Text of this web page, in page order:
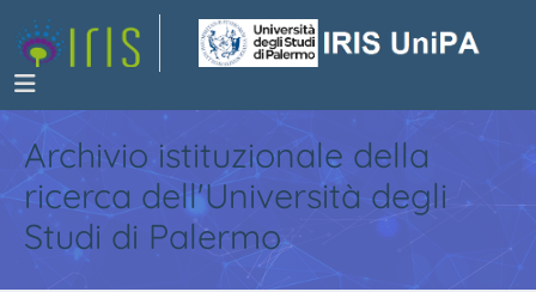
Archivio istituzionale della
ricerca dell'Università degli
Studi di Palermo